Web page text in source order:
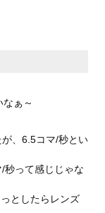
ぁ～
、6.5コマ/秒とい
秒って感じじゃな
としたらレンズ